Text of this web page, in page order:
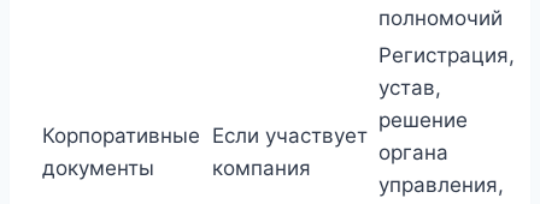
полномочий
Корпоративные
документы
Если участвует
компания
Регистрация,
устав,
решение
органа
управления,